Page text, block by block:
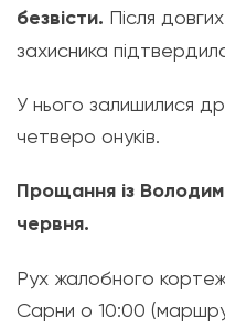
безвісти. Після
захисника
У нього залишилися
четверо онуків.
Прощання із
червня.
Рух жалобного
Сарни о 10:00